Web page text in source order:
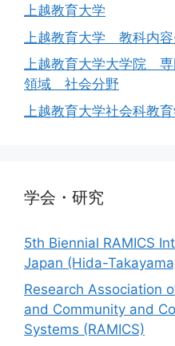
上越教育大学
上越教育大学 教科内
上越教育大学大学院
領域 社会分野
上越教育大学社会科教
学会・研究
5th Biennial RAMICS
Japan (Hida-
Research Association
and Community and
Systems (RAMICS)